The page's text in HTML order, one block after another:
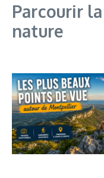
Parcourir
nature